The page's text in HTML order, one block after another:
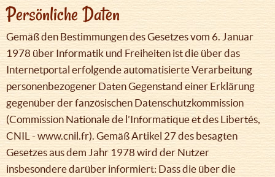
Persönliche Daten
Gemäß den Bestimmungen des Gesetzes vom 6. Januar
1978 über Informatik und Freiheiten ist die über das
Internetportal erfolgende automatisierte Verarbeitung
personenbezogener Daten Gegenstand einer Erklärung
gegenüber der fanzösischen Datenschutzkommission
(Commission Nationale de l’Informatique et des Libertés,
CNIL - www.cnil.fr). Gemäß Artikel 27 des besagten
Gesetzes aus dem Jahr 1978 wird der Nutzer
insbesondere darüber informiert: Dass die über die